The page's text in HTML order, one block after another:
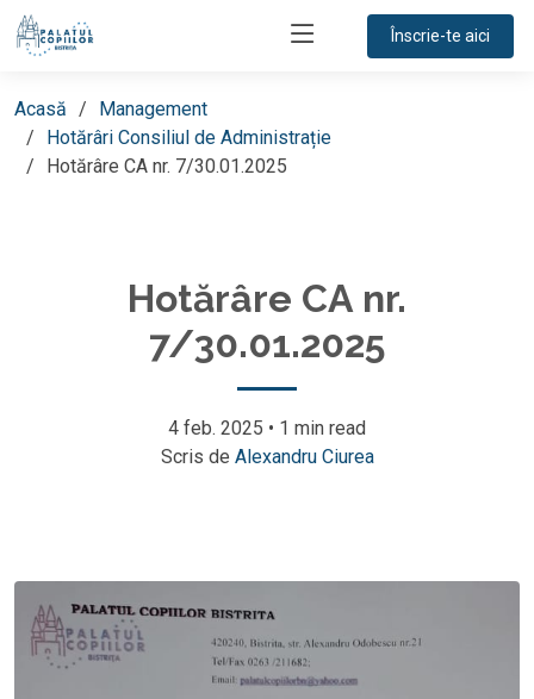
Înscrie-te aici
Acasă
Management
Hotărâri Consiliul de Administrație
Hotărâre CA nr. 7/30.01.2025
Hotărâre CA nr.
7/30.01.2025
4 feb. 2025 • 1 min read
Scris de Alexandru Ciurea